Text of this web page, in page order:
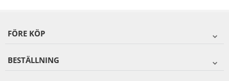
FÖRE KÖP
BESTÄLLNING